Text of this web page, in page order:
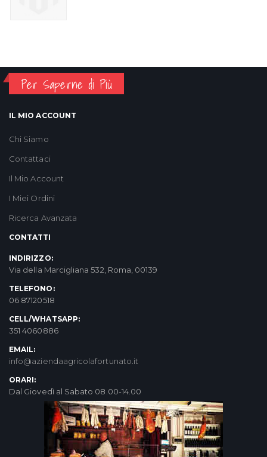
Per Saperne di Più
IL MIO ACCOUNT
Chi Siamo
Contattaci
Il Mio Account
I Miei Ordini
Ricerca Avanzata
CONTATTI
INDIRIZZO:
Via della Marcigliana 532, Roma, 00139
TELEFONO:
06 87120518
CELL/WHATSAPP:
351 4060886
EMAIL:
info@aziendaagricolafortunato.it
ORARI:
Dal Giovedì al Sabato 08.00-14.00